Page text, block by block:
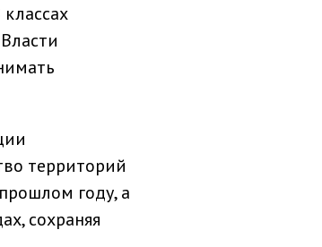
территорий
году, а
сохраняя